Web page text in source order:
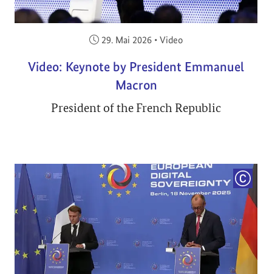
Veröffentlicht am:
29. Mai 2026 • Video
Video: Keynote by President Emmanuel
Macron
President of the French Republic